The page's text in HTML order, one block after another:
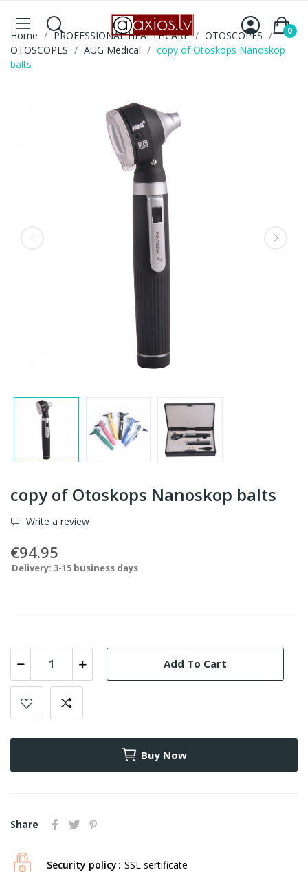
0
Home PROFESSIONAL HEALTHCARE
OTOSCOPES
OTOSCOPES
AUG Medical
copy of Otoskops Nanoskop
balts
copy of Otoskops Nanoskop balts
Write a review
€94.95
Delivery: 3-15 business days
Add To Cart
Buy Now
Share
Security policy SSL sertificate